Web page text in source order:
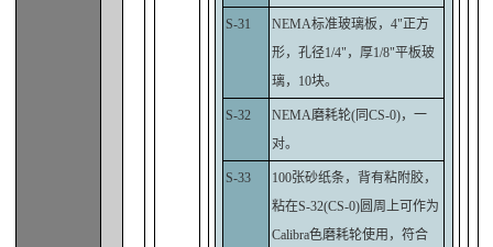
S-31
NEMA标准玻璃板，4"正方
形，孔径1/4"，厚1/8"平板玻
璃，10块。
S-32
NEMA磨耗轮(同CS-0)，一
对。
S-33
100张砂纸条，背有粘附胶，
粘在S-32(CS-0)圆周上可作为
Calibra色磨耗轮使用，符合